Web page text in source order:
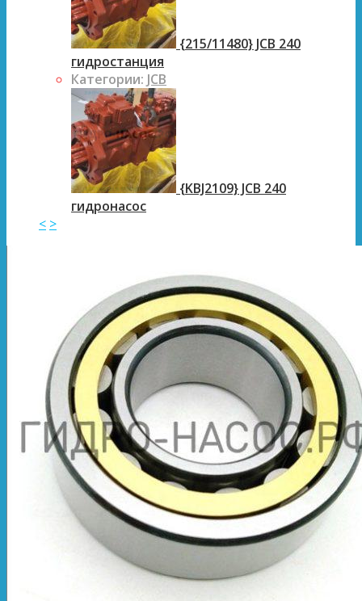
{215/11480} JCB 240
гидростанция
Категории: JCB
{KBJ2109} JCB 240
гидронасос
< >